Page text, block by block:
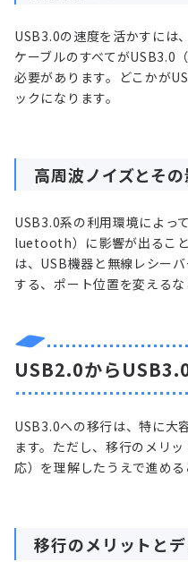
USB3.0の速度を活かすには
ケーブルのすべてがUSB3.0
必要があります。どこかが
ックになります。
高周波ノイズとそ
USB3.0系の利用環境によっ
luetooth）に影響が出るこ
は、USB機器と無線レシー
する、ポート位置を変えるな
USB2.0から
USB3.0への移行は、特に大
ます。ただし、移行のメリ
応）を理解したうえで進める
移行のメリットと